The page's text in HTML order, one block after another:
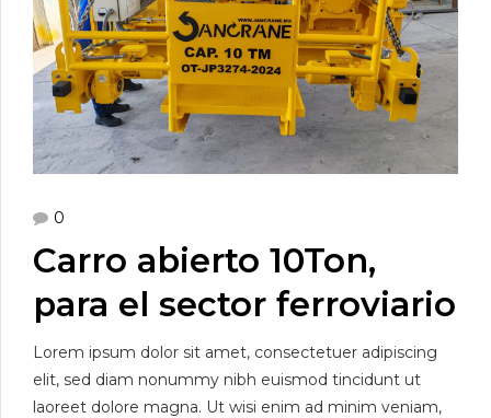
0
Carro abierto 10Ton,
para el sector ferroviario
Lorem ipsum dolor sit amet, consectetuer adipiscing
elit, sed diam nonummy nibh euismod tincidunt ut
laoreet dolore magna. Ut wisi enim ad minim veniam,